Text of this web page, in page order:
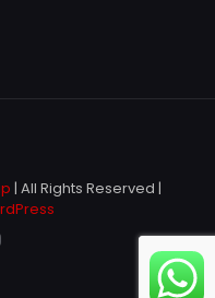
| All Rights Reserved |